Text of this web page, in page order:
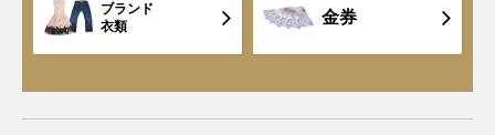
ブランド
衣類
金券